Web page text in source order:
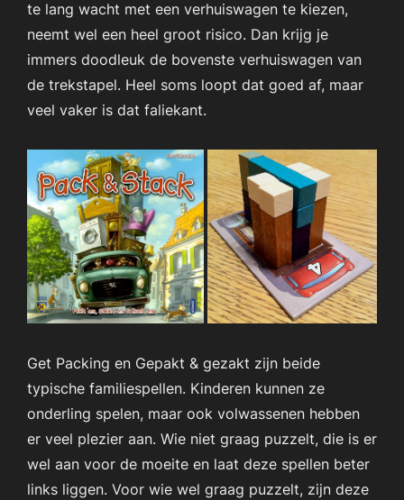
te lang wacht met een verhuiswagen te kiezen,
neemt wel een heel groot risico. Dan krijg je
immers doodleuk de bovenste verhuiswagen van
de trekstapel. Heel soms loopt dat goed af, maar
veel vaker is dat faliekant.
Get Packing en Gepakt & gezakt zijn beide
typische familiespellen. Kinderen kunnen ze
onderling spelen, maar ook volwassenen hebben
er veel plezier aan. Wie niet graag puzzelt, die is er
wel aan voor de moeite en laat deze spellen beter
links liggen. Voor wie wel graag puzzelt, zijn deze